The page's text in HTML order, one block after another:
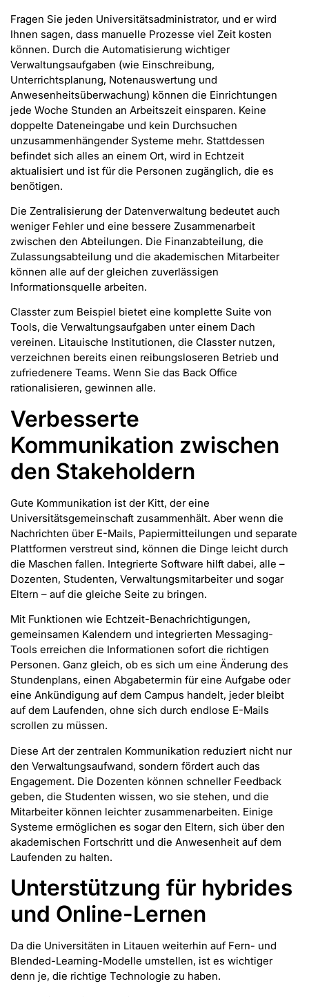
Fragen Sie jeden Universitätsadministrator, und er wird
Ihnen sagen, dass manuelle Prozesse viel Zeit kosten
können. Durch die Automatisierung wichtiger
Verwaltungsaufgaben (wie Einschreibung,
Unterrichtsplanung, Notenauswertung und
Anwesenheitsüberwachung) können die Einrichtungen
jede Woche Stunden an Arbeitszeit einsparen. Keine
doppelte Dateneingabe und kein Durchsuchen
unzusammenhängender Systeme mehr. Stattdessen
befindet sich alles an einem Ort, wird in Echtzeit
aktualisiert und ist für die Personen zugänglich, die es
benötigen.
Die Zentralisierung der Datenverwaltung bedeutet auch
weniger Fehler und eine bessere Zusammenarbeit
zwischen den Abteilungen. Die Finanzabteilung, die
Zulassungsabteilung und die akademischen Mitarbeiter
können alle auf der gleichen zuverlässigen
Informationsquelle arbeiten.
Classter zum Beispiel bietet eine komplette Suite von
Tools, die Verwaltungsaufgaben unter einem Dach
vereinen. Litauische Institutionen, die Classter nutzen,
verzeichnen bereits einen reibungsloseren Betrieb und
zufriedenere Teams. Wenn Sie das Back Office
rationalisieren, gewinnen alle.
Verbesserte
Kommunikation zwischen
den Stakeholdern
Gute Kommunikation ist der Kitt, der eine
Universitätsgemeinschaft zusammenhält. Aber wenn die
Nachrichten über E-Mails, Papiermitteilungen und separate
Plattformen verstreut sind, können die Dinge leicht durch
die Maschen fallen. Integrierte Software hilft dabei, alle –
Dozenten, Studenten, Verwaltungsmitarbeiter und sogar
Eltern – auf die gleiche Seite zu bringen.
Mit Funktionen wie Echtzeit-Benachrichtigungen,
gemeinsamen Kalendern und integrierten Messaging-
Tools erreichen die Informationen sofort die richtigen
Personen. Ganz gleich, ob es sich um eine Änderung des
Stundenplans, einen Abgabetermin für eine Aufgabe oder
eine Ankündigung auf dem Campus handelt, jeder bleibt
auf dem Laufenden, ohne sich durch endlose E-Mails
scrollen zu müssen.
Diese Art der zentralen Kommunikation reduziert nicht nur
den Verwaltungsaufwand, sondern fördert auch das
Engagement. Die Dozenten können schneller Feedback
geben, die Studenten wissen, wo sie stehen, und die
Mitarbeiter können leichter zusammenarbeiten. Einige
Systeme ermöglichen es sogar den Eltern, sich über den
akademischen Fortschritt und die Anwesenheit auf dem
Laufenden zu halten.
Unterstützung für hybrides
und Online-Lernen
Da die Universitäten in Litauen weiterhin auf Fern- und
Blended-Learning-Modelle umstellen, ist es wichtiger
denn je, die richtige Technologie zu haben.